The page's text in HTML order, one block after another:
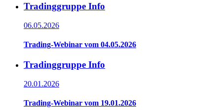
Tradinggruppe Info
06.05.2026
Trading-Webinar vom 04.05.2026
Tradinggruppe Info
20.01.2026
Trading-Webinar vom 19.01.2026